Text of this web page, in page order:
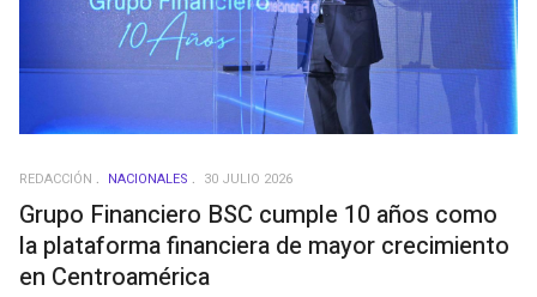
REDACCIÓN NACIONALES 30 JULIO 2026
Grupo Financiero BSC cumple 10 años como
la plataforma financiera de mayor crecimiento
en Centroamérica